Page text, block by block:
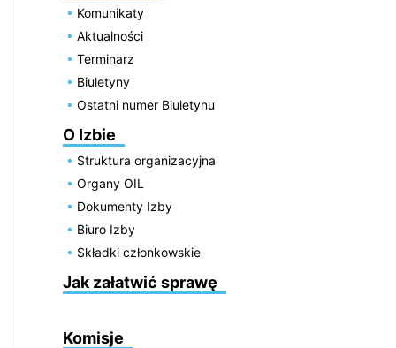
Komunikaty
Aktualności
Terminarz
Biuletyny
Ostatni numer Biuletynu
O Izbie
Struktura organizacyjna
Organy OIL
Dokumenty Izby
Biuro Izby
Składki członkowskie
Jak załatwić sprawę
Komisje